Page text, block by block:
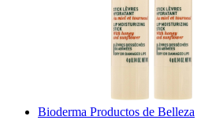
Bioderma Productos de Belleza